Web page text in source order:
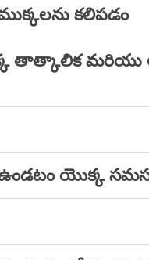
కలిపడం
తాత్కాలిక మరియు
యొక్క